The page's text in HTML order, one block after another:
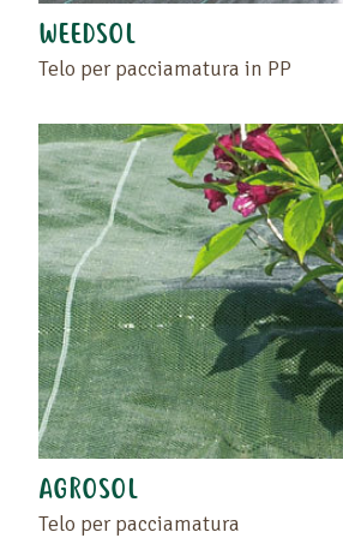
WEEDSOL
Telo per pacciamatura in PP
AGROSOL
Telo per pacciamatura